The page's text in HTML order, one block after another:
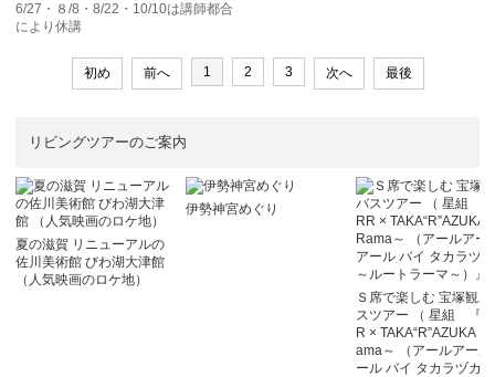
6/27・８/8・8/22・10/10は講師都合
により休講
初め 前へ 1 2 3 次へ 最後
リビングツアーのご案内
夏の滋賀 リニューアルの
佐川美術館 びわ湖大津館
（人気映画のロケ地）
伊勢神宮めぐり
Ｓ席で楽しむ 宝塚観劇
スツアー （ 星組 『
R × TAKA“R”AZUKA
ama～ （アールアール
ール バイ タカラヅカ